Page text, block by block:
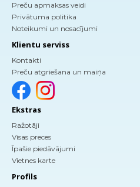
Preču apmaksas veidi
Privātuma politika
Noteikumi un nosacījumi
Klientu serviss
Kontakti
Preču atgriešana un maiņa
Ekstras
Ražotāji
Visas preces
Īpašie piedāvājumi
Vietnes karte
Profils